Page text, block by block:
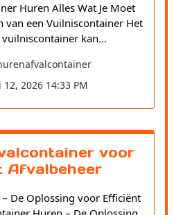
Huren Alles Wat Je Moet
van een Vuilniscontainer Het
vuilniscontainer kan…
2026 14:33 PM
voor
Afvalbeheer
De Oplossing voor Efficiënt